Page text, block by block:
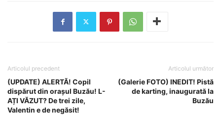
Articolul precedent
(UPDATE) ALERTĂ! Copil
dispărut din orașul Buzău! L-
AȚI VĂZUT? De trei zile,
Valentin e de negăsit!
Articolul următor
(Galerie FOTO) INEDIT! Pistă
de karting, inaugurată la
Buzău